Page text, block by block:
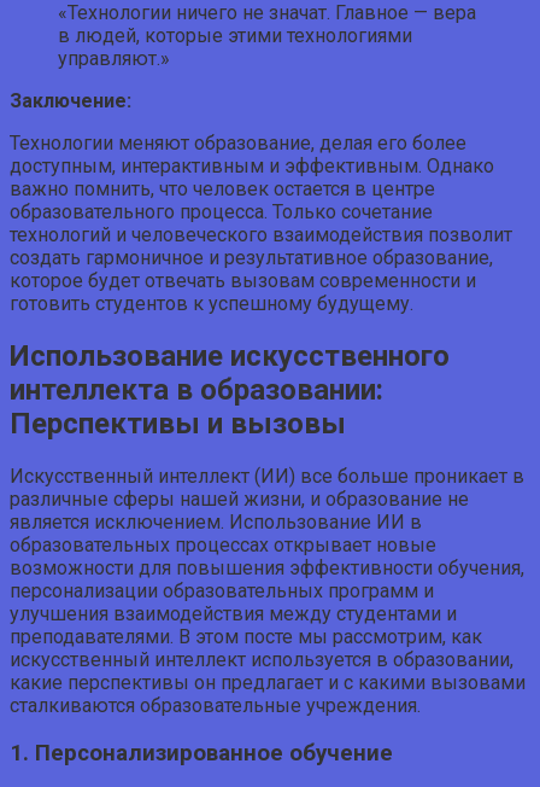
«Технологии ничего не значат. Главное — вера
в людей, которые этими технологиями
управляют.»
Заключение:
Технологии меняют образование, делая его более
доступным, интерактивным и эффективным. Однако
важно помнить, что человек остается в центре
образовательного процесса. Только сочетание
технологий и человеческого взаимодействия позволит
создать гармоничное и результативное образование,
которое будет отвечать вызовам современности и
готовить студентов к успешному будущему.
Использование искусственного
интеллекта в образовании:
Перспективы и вызовы
Искусственный интеллект (ИИ) все больше проникает в
различные сферы нашей жизни, и образование не
является исключением. Использование ИИ в
образовательных процессах открывает новые
возможности для повышения эффективности обучения,
персонализации образовательных программ и
улучшения взаимодействия между студентами и
преподавателями. В этом посте мы рассмотрим, как
искусственный интеллект используется в образовании,
какие перспективы он предлагает и с какими вызовами
сталкиваются образовательные учреждения.
1. Персонализированное обучение